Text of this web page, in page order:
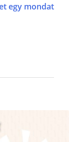
egy mondat